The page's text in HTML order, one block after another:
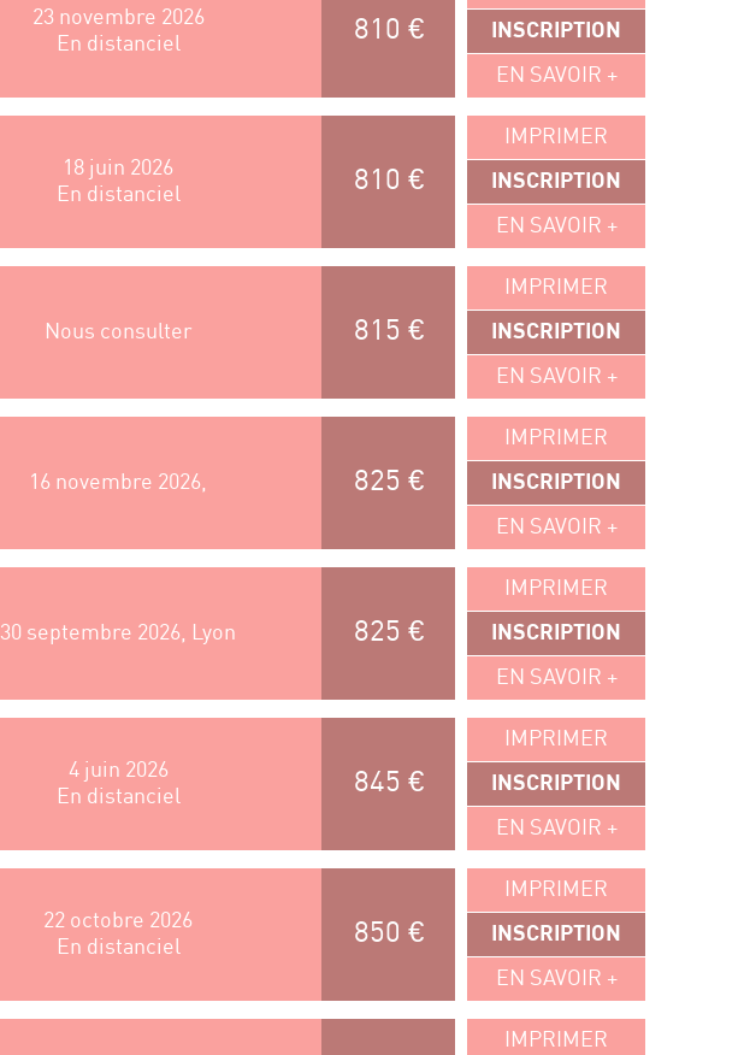
23 novembre 2026
En distanciel
810 €
INSCRIPTION
EN SAVOIR +
18 juin 2026
En distanciel
810 €
IMPRIMER
INSCRIPTION
EN SAVOIR +
Nous consulter 815 €
IMPRIMER
INSCRIPTION
EN SAVOIR +
16 novembre 2026, 825 €
IMPRIMER
INSCRIPTION
EN SAVOIR +
30 septembre 2026, Lyon 825 €
IMPRIMER
INSCRIPTION
EN SAVOIR +
4 juin 2026
En distanciel
845 €
IMPRIMER
INSCRIPTION
EN SAVOIR +
22 octobre 2026
En distanciel
850 €
IMPRIMER
INSCRIPTION
EN SAVOIR +
IMPRIMER